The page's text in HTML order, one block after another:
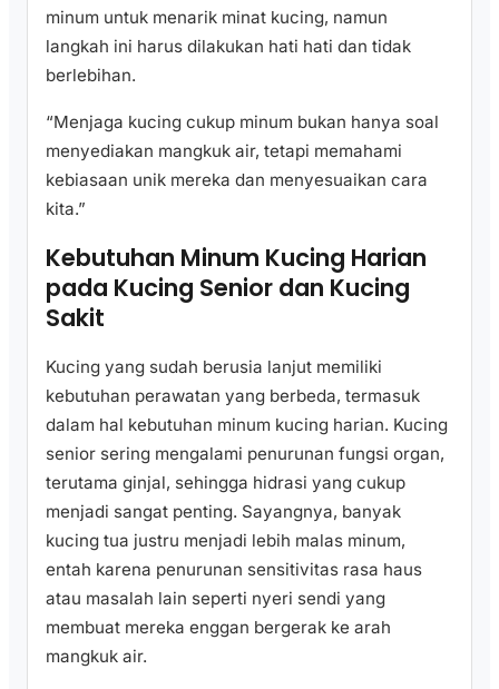
minum untuk menarik minat kucing, namun
langkah ini harus dilakukan hati hati dan tidak
berlebihan.
“Menjaga kucing cukup minum bukan hanya soal
menyediakan mangkuk air, tetapi memahami
kebiasaan unik mereka dan menyesuaikan cara
kita.”
Kebutuhan Minum Kucing Harian
pada Kucing Senior dan Kucing
Sakit
Kucing yang sudah berusia lanjut memiliki
kebutuhan perawatan yang berbeda, termasuk
dalam hal kebutuhan minum kucing harian. Kucing
senior sering mengalami penurunan fungsi organ,
terutama ginjal, sehingga hidrasi yang cukup
menjadi sangat penting. Sayangnya, banyak
kucing tua justru menjadi lebih malas minum,
entah karena penurunan sensitivitas rasa haus
atau masalah lain seperti nyeri sendi yang
membuat mereka enggan bergerak ke arah
mangkuk air.